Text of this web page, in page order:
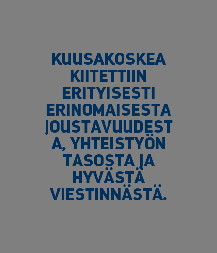
KUUSAKOSKEA
KIITETTIIN
ERITYISESTI
ERINOMAISESTA
JOUSTAVUUDEST
A, YHTEISTYÖN
TASOSTA JA
HYVÄSTÄ
VIESTINNÄSTÄ.